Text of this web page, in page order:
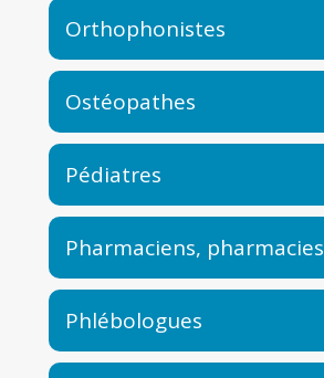
Orthophonistes
Ostéopathes
Pédiatres
Pharmaciens, pharmacies
Phlébologues